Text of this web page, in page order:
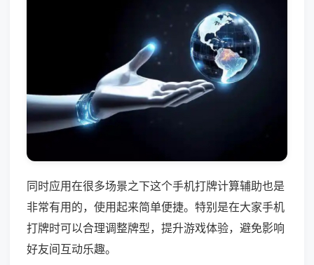
同时应用在很多场景之下这个手机打牌计算辅助也是
非常有用的，使用起来简单便捷。特别是在大家手机
打牌时可以合理调整牌型，提升游戏体验，避免影响
好友间互动乐趣。